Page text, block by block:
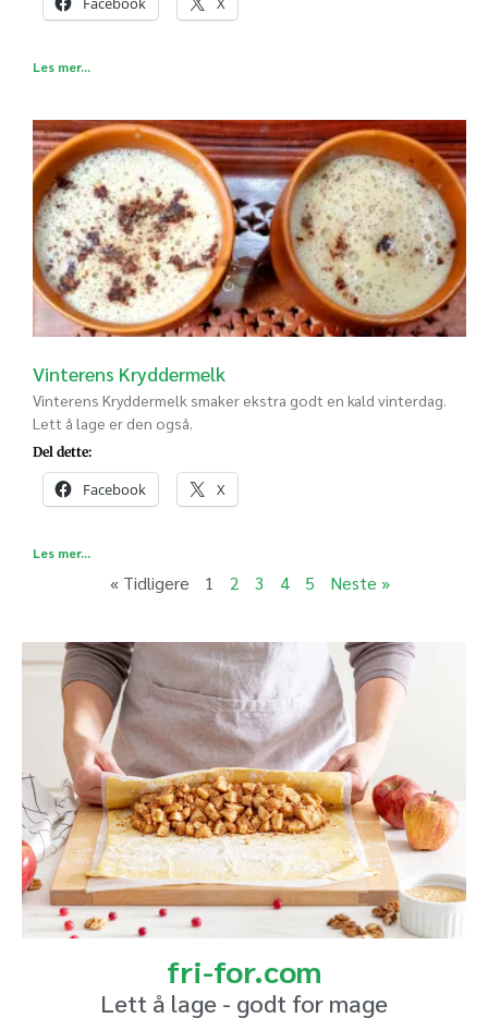
Les mer...
Vinterens Kryddermelk
Vinterens Kryddermelk smaker ekstra godt en kald vinterdag.
Lett å lage er den også.
Del dette:
Facebook X
Les mer...
« Tidligere 1 2 3 4 5 Neste »
fri-for.com
Lett å lage - godt for mage